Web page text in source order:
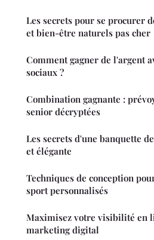
Les secrets pour se procurer
et bien-être naturels pas cher
Comment gagner de l'argent
sociaux ?
Combination gagnante :
senior décryptées
Les secrets d'une banquette
et élégante
Techniques de conception
sport personnalisés
Maximisez votre visibilité en
marketing digital